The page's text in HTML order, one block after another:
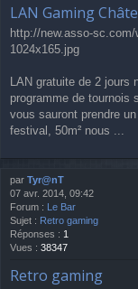
LAN Gaming
http://new.asso-
1024x165.jpg
LAN gratuite de 2 jours
programme de tournois
vous sauront prendre
festival, 50m² nous ...
par Tyr@nT
07 avr. 2014, 09:42
Forum : Le Bar
Sujet : Retro gaming
Réponses : 1
Vues : 38347
Retro gaming